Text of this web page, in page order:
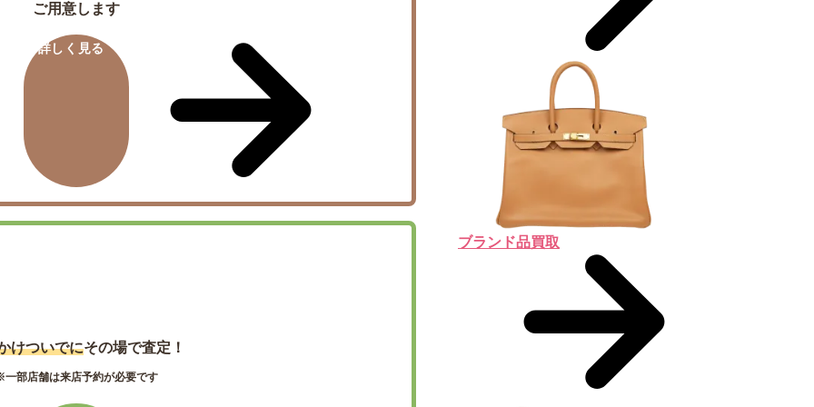
ご用意します
詳しく見る
けついでにその場で査定！
部店舗は来店予約が必要です
ブランド品買取